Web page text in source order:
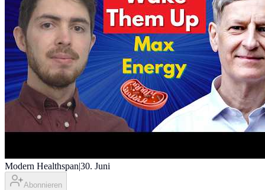
Modern Healthspan|30. Juni
Abonnieren